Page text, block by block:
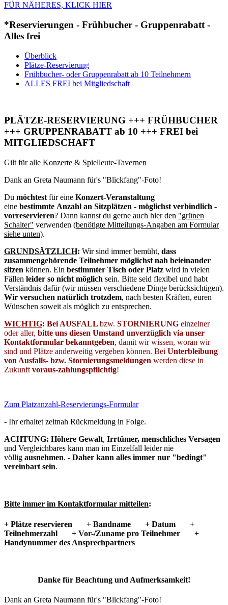
FÜR NÄHERES, KLICK HIER
*Reservierungen - Frühbucher - Gruppenrabatt -
Alles frei
Überblick
Plätze-Reservierung
Frühbucher- oder Gruppenrabatt ab 10 Teilnehmern
ALLES FREI bei Mitgliedschaft
PLÄTZE-RESERVIERUNG +++ FRÜHBUCHER
+++ GRUPPENRABATT ab 10 +++ FREI bei
MITGLIEDSCHAFT
Gilt für alle Konzerte & Spielleute-Tavernen
Dank an Greta Naumann für's "Blickfang"-Foto!
Du möchtest für eine Konzert-Veranstaltung
eine bestimmte Anzahl an Sitzplätzen - möglichst verbindlich -
vorreservieren? Dann kannst du gerne auch hier den "grünen
Schalter" verwenden (benötigte Mitteilungs-Angaben am Formular
siehe unten).
GRUNDSÄTZLICH: Wir sind immer bemüht, dass
zusammengehörende Teilnehmer möglichst nah beieinander
sitzen können. Ein bestimmter Tisch oder Platz wird in vielen
Fällen leider so nicht möglich sein. Bitte seid flexibel und habt
Verständnis dafür (wir müssen verschiedene Dinge berücksichtigen).
Wir versuchen natürlich trotzdem, nach besten Kräften, euren
Wünschen soweit als möglich zu entsprechen.
WICHTIG: Bei AUSFALL bzw. STORNIERUNG einzelner
oder aller, bitte uns diesen Umstand unverzüglich via unser
Kontaktformular bekanntgeben, damit wir wissen, woran wir
sind und Plätze anderweitig vergeben können. Bei Unterbleibung
von Ausfalls- bzw. Stornierungsmeldungen werden diese in
Zukunft voraus-zahlungspflichtig!
Zum Platzanzahl-Reservierungs-Formular
- Ihr erhaltet zeitnah Rückmeldung in Folge.
ACHTUNG: Höhere Gewalt, Irrtümer, menschliches Versagen
und Vergleichbares kann man im Einzelfall leider nie
völlig ausnehmen. - Daher kann alles immer nur "bedingt"
vereinbart sein.
Bitte immer im Kontaktformular mitteilen:
+ Plätze reservieren + Bandname + Datum +
Teilnehmerzahl + Vor-/Zuname pro Teilnehmer +
Handynummer des Ansprechpartners
Danke für Beachtung und Aufmerksamkeit!
Dank an Greta Naumann für's "Blickfang"-Foto!